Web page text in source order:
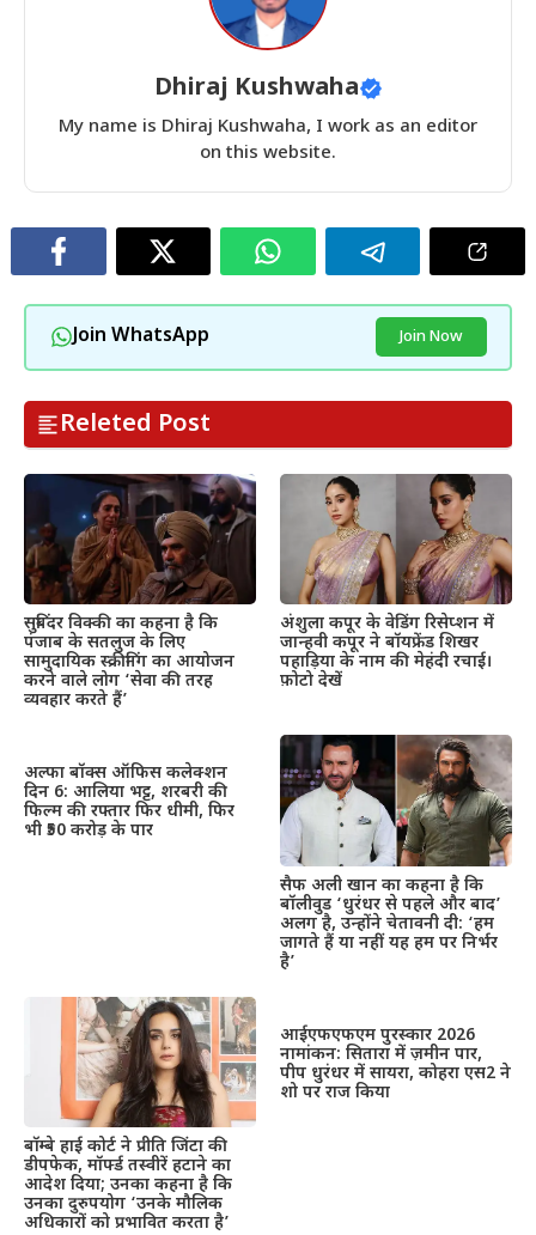
Dhiraj Kushwaha
My name is Dhiraj Kushwaha, I work as an editor
on this website.
Join WhatsApp Join Now
Releted Post
सुबिंदर विक्की का कहना है कि
पंजाब के सतलुज के लिए
सामुदायिक स्क्रीनिंग का आयोजन
करने वाले लोग ‘सेवा की तरह
व्यवहार करते हैं’
अंशुला कपूर के वेडिंग रिसेप्शन में
जान्हवी कपूर ने बॉयफ्रेंड शिखर
पहाड़िया के नाम की मेहंदी रचाई।
फ़ोटो देखें
अल्फा बॉक्स ऑफिस कलेक्शन
दिन 6: आलिया भट्ट, शरबरी की
फिल्म की रफ्तार फिर धीमी, फिर
भी ₹50 करोड़ के पार
सैफ अली खान का कहना है कि
बॉलीवुड ‘धुरंधर से पहले और बाद’
अलग है, उन्होंने चेतावनी दी: ‘हम
जागते हैं या नहीं यह हम पर निर्भर
है’
बॉम्बे हाई कोर्ट ने प्रीति जिंटा की
डीपफेक, मॉर्फ्ड तस्वीरें हटाने का
आदेश दिया; उनका कहना है कि
उनका दुरुपयोग ‘उनके मौलिक
अधिकारों को प्रभावित करता है’
आईएफएफएम पुरस्कार 2026
नामांकन: सितारा में ज़मीन पार,
पीप धुरंधर में सायरा, कोहरा एस2 ने
शो पर राज किया